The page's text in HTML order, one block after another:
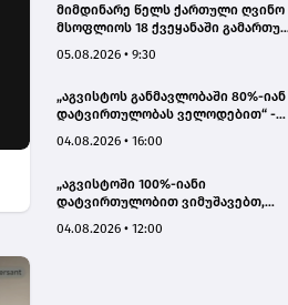
მიმდინარე წელს ქართული ღვინო
მსოფლიოს 18 ქვეყანაში
წარმოდგენილი
05.08.2026 • 9:30
„აგვისტოს განმავლობაში 80%-იან
დატვირთულობას ველოდებით“ -
04.08.2026 • 16:00
„აგვისტოში 100%-იანი
დატვირთულობით ვიმუშავებთ,
სექტემბერშიც ნარჩუნდება“ - HAERI
04.08.2026 • 12:00